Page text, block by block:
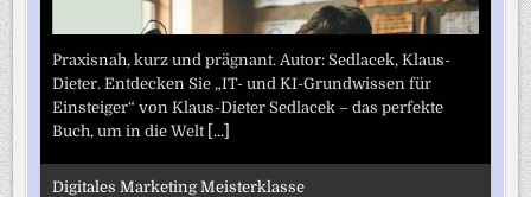
Praxisnah, kurz und prägnant. Autor: Sedlacek, Klaus-
Dieter. Entdecken Sie „IT- und KI-Grundwissen für
Einsteiger“ von Klaus-Dieter Sedlacek – das perfekte
Buch, um in die Welt [...]
Digitales Marketing Meisterklasse